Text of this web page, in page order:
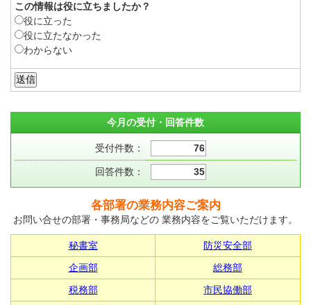
この情報は役に立ちましたか？
役に立った
役に立たなかった
わからない
今月の受付・回答件数
受付件数： 76
回答件数： 35
各部署の業務内容ご案内
お問い合せの部署・事務局などの 業務内容をご覧いただけます。
秘書室
防災安全部
企画部
総務部
税務部
市民協働部